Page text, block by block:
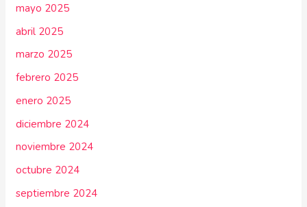
mayo 2025
abril 2025
marzo 2025
febrero 2025
enero 2025
diciembre 2024
noviembre 2024
octubre 2024
septiembre 2024